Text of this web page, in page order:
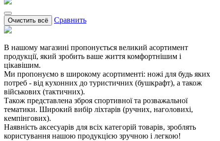
Очистить всё Сравнить
В нашому магазині пропонується великий асортимент
продукції, який зробить ваше життя комфортнішим і
цікавішим.
Ми пропонуємо в широкому асортименті: ножі для будь яких
потреб - від кухонних до туристичних (бушкрафт), а також
військових (тактичних).
Також представлена зброя спортивної та розважальної
тематики. Широкий вибір ліхтарів (ручних, наголовихі,
кемпінгових).
Наявність аксесуарів для всіх категорій товарів, зроблять
користування нашою продукцією зручною і легкою!